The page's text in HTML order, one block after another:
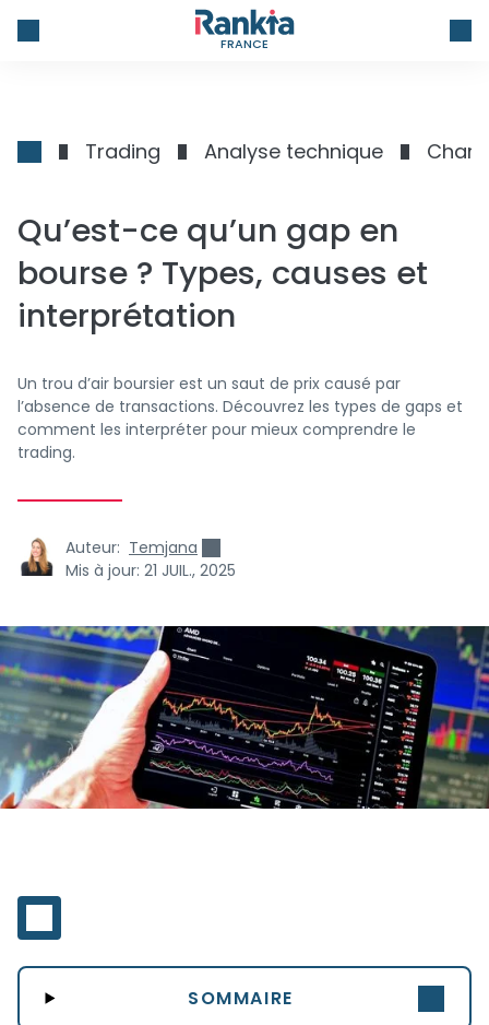
FRANCE
Trading Analyse technique
Qu’est-ce qu’un gap en
bourse ? Types, causes et
interprétation
Un trou d’air boursier est un saut de prix causé par
l’absence de transactions. Découvrez les types de gaps et
comment les interpréter pour mieux comprendre le
trading.
Auteur: Temjana
Mis à jour: 21 JUIL., 2025
SOMMAIRE